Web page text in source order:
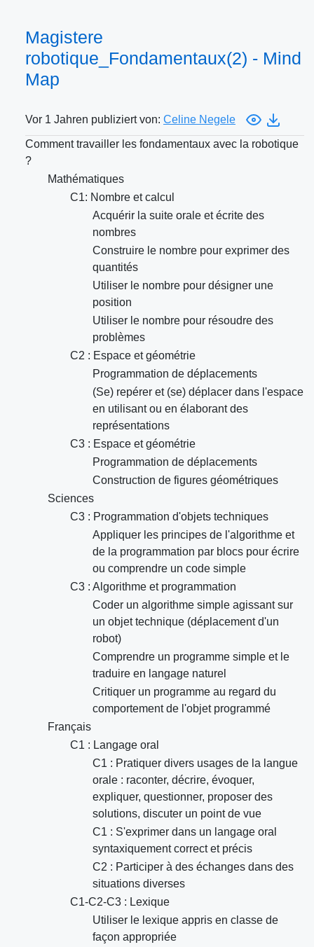
Magistere
robotique_Fondamentaux(2) - Mind
Map
Vor 1 Jahren publiziert von: Celine Negele
Comment travailler les fondamentaux avec la robotique
?
Mathématiques
C1: Nombre et calcul
Acquérir la suite orale et écrite des
nombres
Construire le nombre pour exprimer des
quantités
Utiliser le nombre pour désigner une
position
Utiliser le nombre pour résoudre des
problèmes
C2 : Espace et géométrie
Programmation de déplacements
(Se) repérer et (se) déplacer dans l'espace
en utilisant ou en élaborant des
représentations
C3 : Espace et géométrie
Programmation de déplacements
Construction de figures géométriques
Sciences
C3 : Programmation d'objets techniques
Appliquer les principes de l'algorithme et
de la programmation par blocs pour écrire
ou comprendre un code simple
C3 : Algorithme et programmation
Coder un algorithme simple agissant sur
un objet technique (déplacement d'un
robot)
Comprendre un programme simple et le
traduire en langage naturel
Critiquer un programme au regard du
comportement de l'objet programmé
Français
C1 : Langage oral
C1 : Pratiquer divers usages de la langue
orale : raconter, décrire, évoquer,
expliquer, questionner, proposer des
solutions, discuter un point de vue
C1 : S'exprimer dans un langage oral
syntaxiquement correct et précis
C2 : Participer à des échanges dans des
situations diverses
C1-C2-C3 : Lexique
Utiliser le lexique appris en classe de
façon appropriée